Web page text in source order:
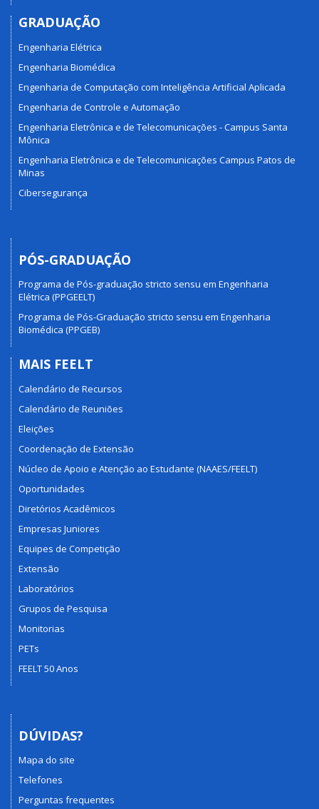
GRADUAÇÃO
Engenharia Elétrica
Engenharia Biomédica
Engenharia de Computação com Inteligência Artificial Aplicada
Engenharia de Controle e Automação
Engenharia Eletrônica e de Telecomunicações - Campus Santa
Mônica
Engenharia Eletrônica e de Telecomunicações Campus Patos de
Minas
Cibersegurança
PÓS-GRADUAÇÃO
Programa de Pós-graduação stricto sensu em Engenharia
Elétrica (PPGEELT)
Programa de Pós-Graduação stricto sensu em Engenharia
Biomédica (PPGEB)
MAIS FEELT
Calendário de Recursos
Calendário de Reuniões
Eleições
Coordenação de Extensão
Núcleo de Apoio e Atenção ao Estudante (NAAES/FEELT)
Oportunidades
Diretórios Acadêmicos
Empresas Juniores
Equipes de Competição
Extensão
Laboratórios
Grupos de Pesquisa
Monitorias
PETs
FEELT 50 Anos
DÚVIDAS?
Mapa do site
Telefones
Perguntas frequentes